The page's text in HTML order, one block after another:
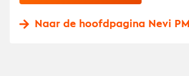
Naar de hoofdpagina Nevi PMI